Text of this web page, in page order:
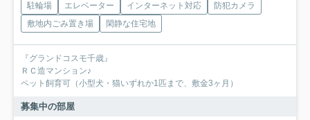
駐輪場 エレベーター インターネット対応
防犯カメラ
敷地内ごみ置き場
閑静な住宅地
『グランドコスモ千歳』
ＲＣ造マンション♪
ペット飼育可（小型犬・猫いずれか1匹まで、敷金3ヶ月）
募集中の部屋